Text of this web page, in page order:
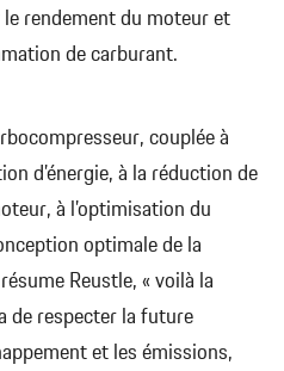
rendement du moteur et
de carburant.
couplée à
d’énergie, à la réduction de
à l’optimisation du
optimale de la
Reustle, « voilà la
de respecter la future
et les émissions,